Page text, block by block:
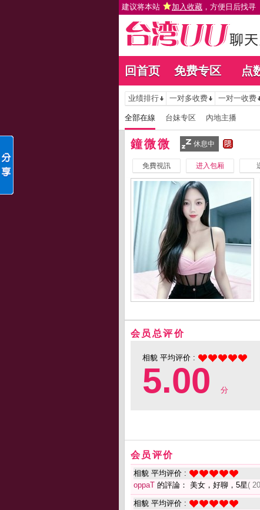
建议将本站 加入收藏 ，方便日后找寻
回首页 免费专区 点
业绩排行 一对多收费 一对一收费
全部在線 台妹专区 內地主播
鐘微微 休息中
免費視訊 进入包厢
会员总评价
相貌 平均评价 :
5.00 分
会员评价
相貌 平均评价 :
oppaT 的評論： 美女，好聊，5星(
相貌 平均评价 :